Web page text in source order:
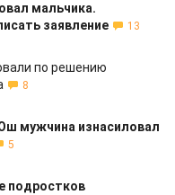
мальчика.
заявление
13
по решению
8
мужчина изнасиловал
5
подростков